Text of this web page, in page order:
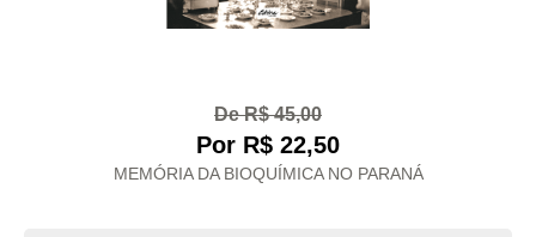
De R$ 45,00
Por R$ 22,50
MEMÓRIA DA BIOQUÍMICA NO PARANÁ